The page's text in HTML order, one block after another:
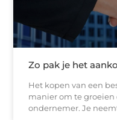
Zo pak je het
Het kopen van een
manier om te groeien
ondernemer. Je